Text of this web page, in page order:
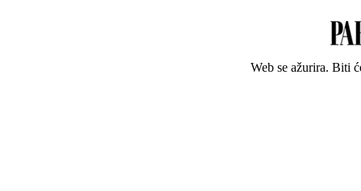
Web se ažurira. Biti